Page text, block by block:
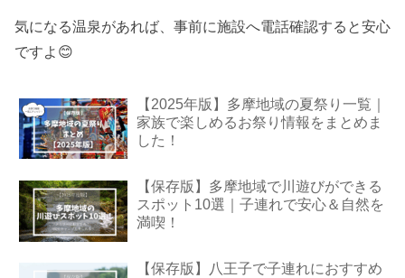
気になる温泉があれば、事前に施設へ電話確認すると安心
ですよ😊
【2025年版】多摩地域の夏祭り一覧｜
家族で楽しめるお祭り情報をまとめま
した！
【保存版】多摩地域で川遊びができる
スポット10選｜子連れで安心＆自然を
満喫！
【保存版】八王子で子連れにおすすめ